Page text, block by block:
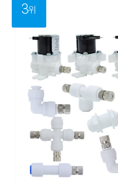
3위